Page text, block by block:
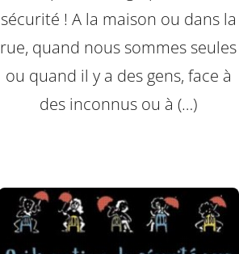
sécurité ! A la maison ou dans la
rue, quand nous sommes seules
ou quand il y a des gens, face à
des inconnus ou à (…)